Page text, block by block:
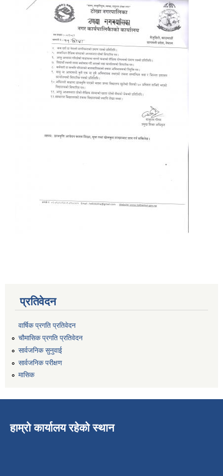
प्रतिवेदन
वार्षिक प्रगति प्रतिवेदन
चौमासिक प्रगति प्रतिवेदन
सार्वजनिक सुनुवाई
सार्वजनिक परीक्षण
मासिक
हाम्रो कार्यालय रहेको स्थान